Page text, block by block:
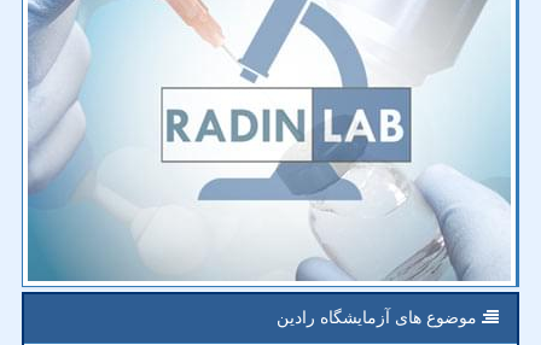
موضوع های آزمایشگاه رادین